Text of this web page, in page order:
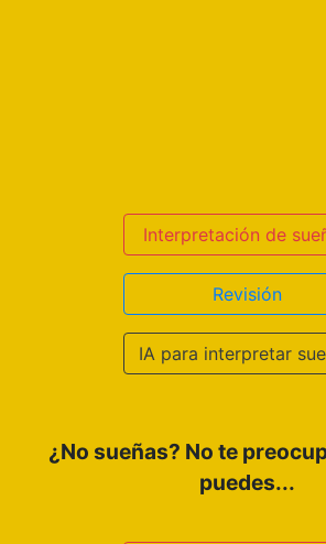
Interpretación de
Revisión
IA para interpretar
¿No sueñas? No te
puedes...